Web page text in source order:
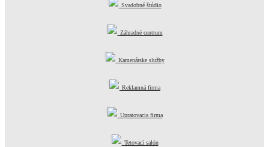
Svadobné štúdio
Záhradné centrum
Kamenárske služby
Reklamná firma
Upratovacia firma
Tetovací salón